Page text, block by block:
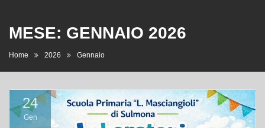
MESE: GENNAIO 2026
Home 2026 Gennaio
24
Gen